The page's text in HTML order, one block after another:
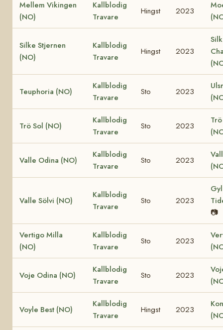
Mellem Vikingen
(NO)
Kallblodig
Travare
Hingst 2023
Silke Stjernen
(NO)
Kallblodig
Travare
Hingst 2023
Teuphoria (NO)
Kallblodig
Travare
Sto 2023
Trö Sol (NO)
Kallblodig
Travare
Sto 2023
Valle Odina (NO)
Kallblodig
Travare
Sto 2023
Valle Sölvi (NO)
Kallblodig
Travare
Sto 2023
📷
Vertigo Milla
(NO)
Kallblodig
Travare
Sto 2023
Voje Odina (NO)
Kallblodig
Travare
Sto 2023
Voyle Best (NO)
Kallblodig
Travare
Hingst 2023